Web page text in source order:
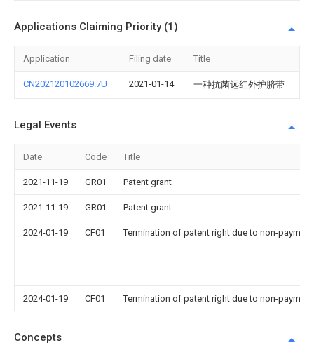
Applications Claiming Priority (1)
Application Filing date Title
CN202120102669.7U 2021-01-14 一种抗菌远红外护脐带
Legal Events
Date Code Title
2021-11-19 GR01 Patent grant
2021-11-19 GR01 Patent grant
2024-01-19 CF01 Termination of patent right due to non-
2024-01-19 CF01 Termination of patent right due to non-
Concepts